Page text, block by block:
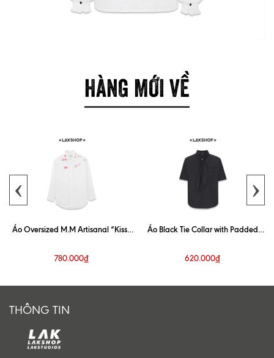
HÀNG MỚI VỀ
Áo Oversized M.M Artisanal “Kiss”
780.000₫
Áo Black Tie Collar with Padded
620.000₫
‹ ›
THÔNG TIN